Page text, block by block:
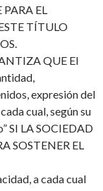
EL
TÍTULO
QUE El
expresión del
cual, según su
SI LA SOCIEDAD
SOSTENER EL
a cada cual